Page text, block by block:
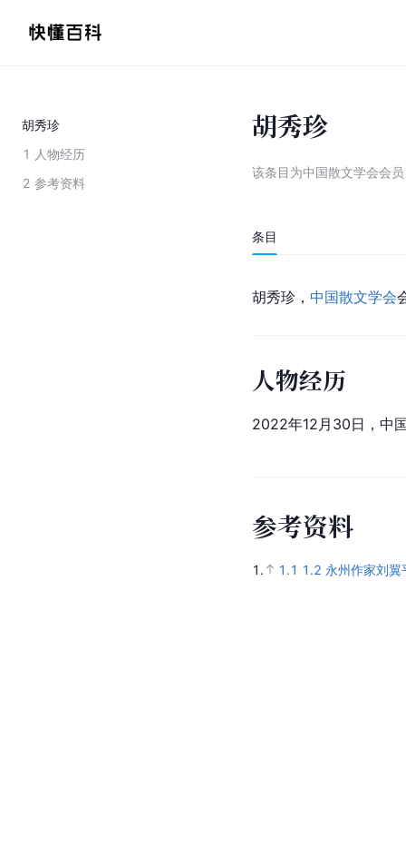
胡秀珍
1 人物经历
2 参考资料
胡秀珍
该条目为中国散文学会会员
条目
胡秀珍， 中国散文学会
人物经历
2022年12月30日，中
参考资料
1. 1.1 1.2 永州作家刘